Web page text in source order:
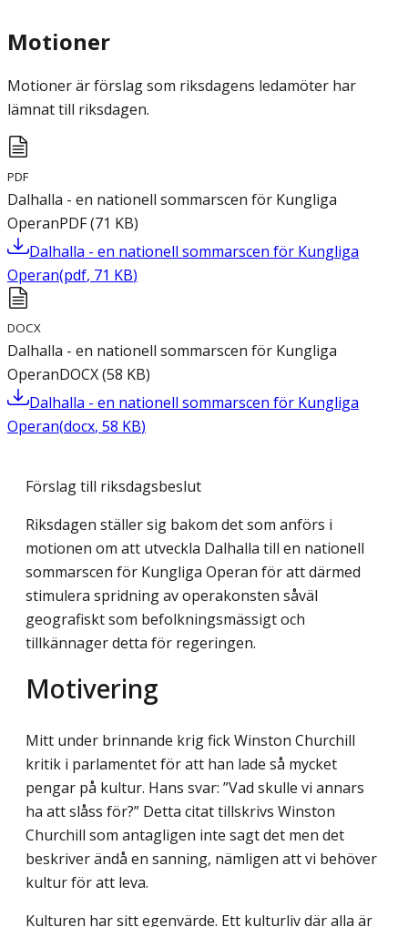
Motioner
Motioner är förslag som riksdagens ledamöter har
lämnat till riksdagen.
PDF
Dalhalla - en nationell sommarscen för Kungliga
OperanPDF(71 KB)
Dalhalla - en nationell sommarscen för Kungliga
Operan(pdf, 71 KB)
DOCX
Dalhalla - en nationell sommarscen för Kungliga
OperanDOCX(58 KB)
Dalhalla - en nationell sommarscen för Kungliga
Operan(docx, 58 KB)
Förslag till riksdagsbeslut
Riksdagen ställer sig bakom det som anförs i
motionen om att utveckla Dalhalla till en nationell
sommarscen för Kungliga Operan för att därmed
stimulera spridning av operakonsten såväl
geografiskt som befolkningsmässigt och
tillkännager detta för regeringen.
Motivering
Mitt under brinnande krig fick Winston Churchill
kritik i parlamentet för att han lade så mycket
pengar på kultur. Hans svar: ”Vad skulle vi annars
ha att slåss för?” Detta citat tillskrivs Winston
Churchill som antagligen inte sagt det men det
beskriver ändå en sanning, nämligen att vi behöver
kultur för att leva.
Kulturen har sitt egenvärde. Ett kulturliv där alla är